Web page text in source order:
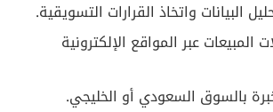
البيانات واتخاذ القرارات التسويقية.
عبر المواقع الإلكترونية
بالسوق السعودي أو الخليجي.